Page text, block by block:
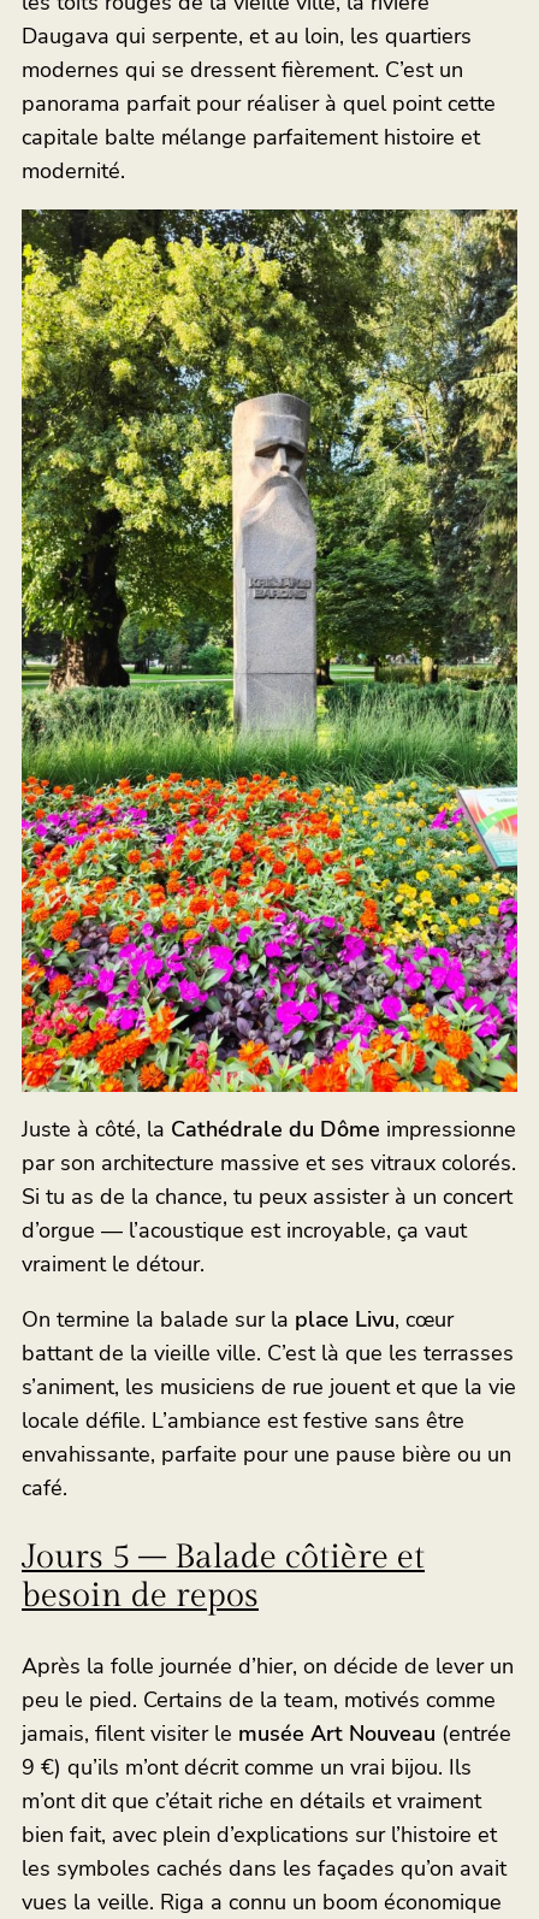
Daugava qui serpente, et au loin, les quartiers
modernes qui se dressent fièrement. C’est un
panorama parfait pour réaliser à quel point cette
capitale balte mélange parfaitement histoire et
modernité.
Juste à côté, la Cathédrale du Dôme impressionne
par son architecture massive et ses vitraux colorés.
Si tu as de la chance, tu peux assister à un concert
d’orgue — l’acoustique est incroyable, ça vaut
vraiment le détour.
On termine la balade sur la place Livu, cœur
battant de la vieille ville. C’est là que les terrasses
s’animent, les musiciens de rue jouent et que la vie
locale défile. L’ambiance est festive sans être
envahissante, parfaite pour une pause bière ou un
café.
Jours 5 – Balade côtière et
besoin de repos
Après la folle journée d’hier, on décide de lever un
peu le pied. Certains de la team, motivés comme
jamais, filent visiter le musée Art Nouveau (entrée
9 €) qu’ils m’ont décrit comme un vrai bijou. Ils
m’ont dit que c’était riche en détails et vraiment
bien fait, avec plein d’explications sur l’histoire et
les symboles cachés dans les façades qu’on avait
vues la veille. Riga a connu un boom économique